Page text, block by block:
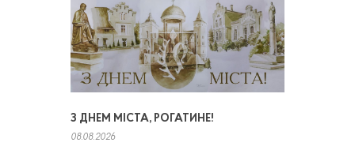
З ДНЕМ МІСТА, РОГАТИНЕ!
08.08.2026